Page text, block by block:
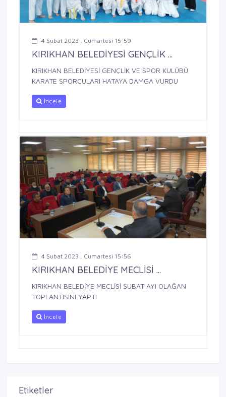
4 Şubat 2023 , Cumartesi 15:59
KIRIKHAN BELEDİYESİ GENÇLİK ...
KIRIKHAN BELEDİYESİ GENÇLİK VE SPOR KULÜBÜ
KARATE SPORCULARI HATAYA DAMGA VURDU
İncele
4 Şubat 2023 , Cumartesi 15:56
KIRIKHAN BELEDİYE MECLİSİ ...
KIRIKHAN BELEDİYE MECLİSİ ŞUBAT AYI OLAĞAN
TOPLANTISINI YAPTI
İncele
Etiketler